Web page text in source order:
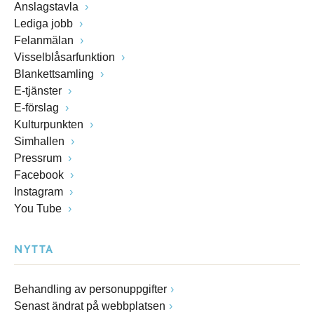
Anslagstavla
Lediga jobb
Felanmälan
Visselblåsarfunktion
Blankettsamling
E-tjänster
E-förslag
Kulturpunkten
Simhallen
Pressrum
Facebook
Instagram
You Tube
NYTTA
Behandling av personuppgifter
Senast ändrat på webbplatsen